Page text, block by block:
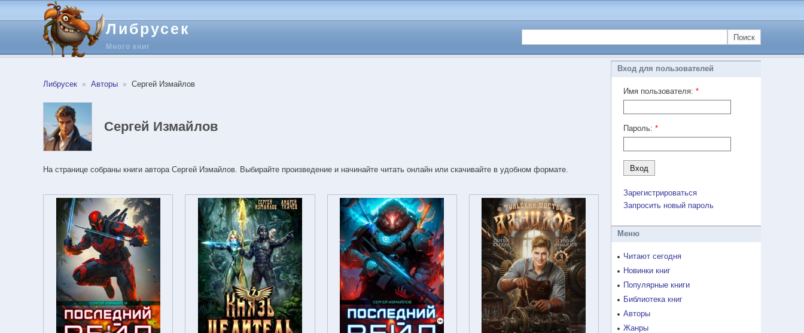
Либрусек
Много книг
Поиск
Либрусек Авторы Сергей Измайлов
Сергей Измайлов
На странице собраны книги автора Сергей Измайлов. Выбирайте произведение и начинайте читать онлайн или скачивайте в удобном формате.
Вход для пользователей
Имя пользователя: *
Пароль: *
Зарегистрироваться
Запросить новый пароль
Меню
Читают сегодня
Новинки книг
Популярные книги
Библиотека книг
Авторы
Жанры